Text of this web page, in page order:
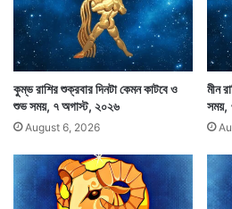
কুম্ভ রাশির শুক্রবার দিনটা কেমন কাটবে ও
শুভ সময়, ৭ অগাস্ট, ২০২৬
August 6, 2026
মীন
সময়,